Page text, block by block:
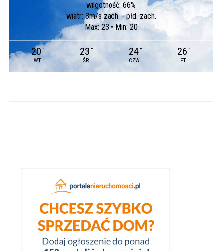
wilgotność: 66%
wiatr: 3m/s zach. - płd. zach.
Max: 23 • Min: 20
20 °
WT
23 °
ŚR
24 °
CZW
26 °
PT